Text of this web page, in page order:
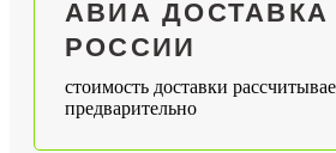
АВИА ДОСТАВКА
РОССИИ
стоимость доставки
предварительно